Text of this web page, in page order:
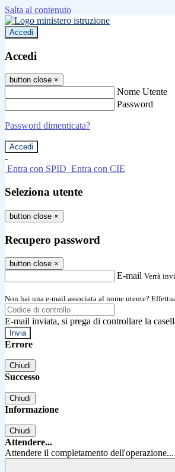
Salta al contenuto
Accedi
Accedi
button close ×
Nome Utente
Password
Password dimenticata?
-
Entra con SPID Entra con CIE
Seleziona utente
button close ×
Recupero password
button close ×
E-mail Verrà
Non hai una e-mail associata al nome utente?
E-mail inviata, si prega di controllare la
Errore
Chiudi
Successo
Chiudi
Informazione
Chiudi
Attendere...
Attendere il completamento dell'operazione...